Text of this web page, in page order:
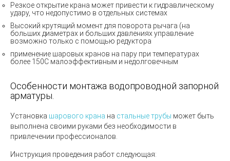
Резкое открытие крана может привести к гидравлическому
удару, что недопустимо в отдельных системах
Высокий крутящий момент для поворота рычага (на
больших диаметрах и больших давлениях управление
возможно только с помощью редуктора
применение шаровых кранов на пару при температурах
более 150С малоэффективным и недолговечным
Особенности монтажа водопроводной запорной
арматуры.
Установка шарового крана на стальные трубы может быть
выполнена своими руками без необходимости в
привлечении профессионалов.
Инструкция проведения работ следующая: